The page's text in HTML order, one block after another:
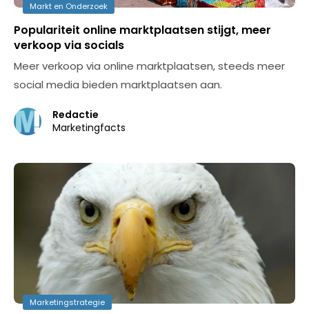
Markt en Onderzoek
Populariteit online marktplaatsen stijgt, meer
verkoop via socials
Meer verkoop via online marktplaatsen, steeds meer
social media bieden marktplaatsen aan.
Redactie
Marketingfacts
Marketingstrategie